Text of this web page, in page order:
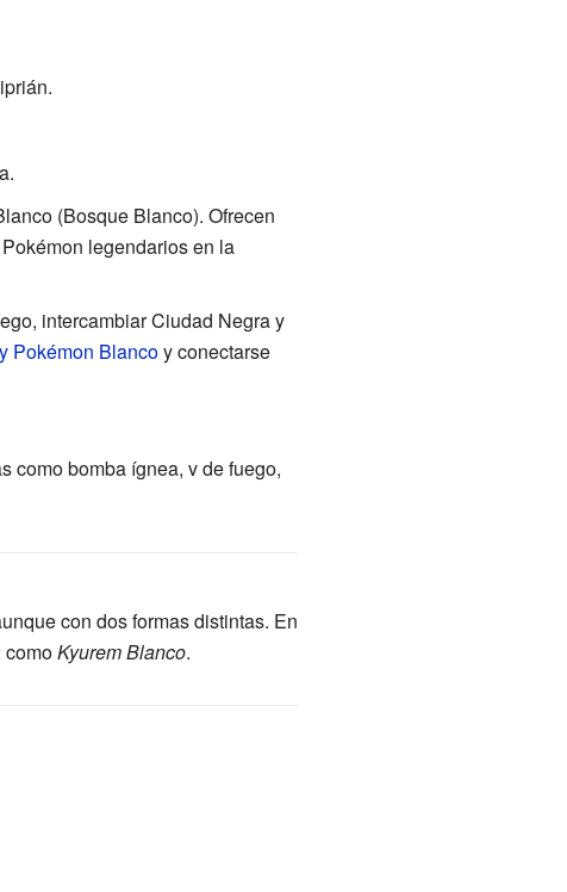
(Bosque Blanco). Ofrecen
legendarios en la
intercambiar Ciudad Negra y
Pokémon Blancoy conectarse
como bomba ígnea, v de fuego,
con dos formas distintas. En
Kyurem Blanco.